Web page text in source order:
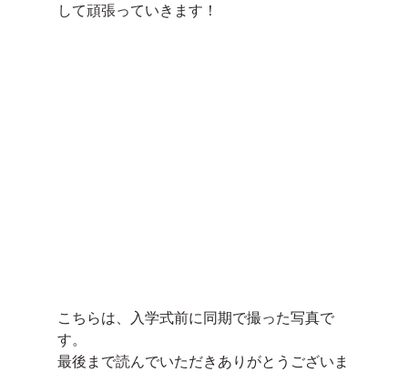
して頑張っていきます！
こちらは、入学式前に同期で撮った写真で
す。
最後まで読んでいただきありがとうございま